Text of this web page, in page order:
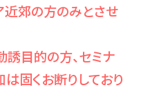
近郊の方のみとさせ
目的の方、セミナ
固くお断りしており